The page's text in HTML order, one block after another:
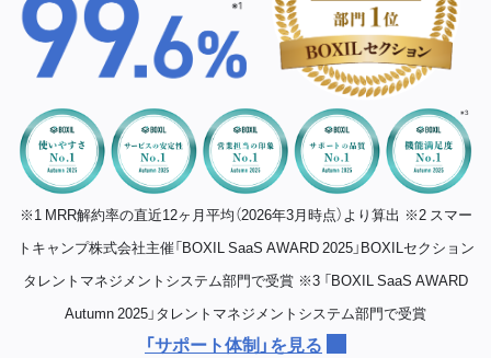
※1 MRR解約率の直近12ヶ月平均（2026年3月時点）より算出 ※2 スマー
トキャンプ株式会社主催「BOXIL SaaS AWARD 2025」BOXILセクション
タレントマネジメントシステム部門で受賞 ※3 「BOXIL SaaS AWARD
Autumn 2025」タレントマネジメントシステム部門で受賞
「サポート体制」を見る